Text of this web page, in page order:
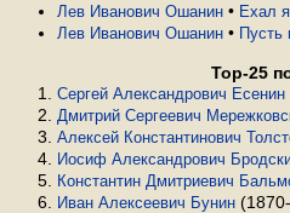
Лев Иванович Ошанин • Ехал
Лев Иванович Ошанин • Пусть
Top-25
Сергей Александрович Есенин
Дмитрий Сергеевич
Алексей Константинович
Иосиф Александрович
Константин Дмитриевич
Иван Алексеевич Бунин